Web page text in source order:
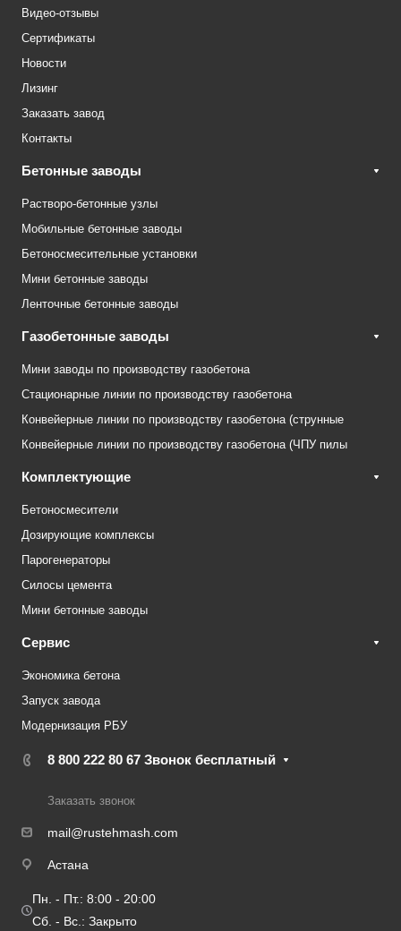
Видео-отзывы
Сертификаты
Новости
Лизинг
Заказать завод
Контакты
Бетонные заводы
Растворо-бетонные узлы
Мобильные бетонные заводы
Бетоносмесительные установки
Мини бетонные заводы
Ленточные бетонные заводы
Газобетонные заводы
Мини заводы по производству газобетона
Стационарные линии по производству газобетона
Конвейерные линии по производству газобетона (струнные
Конвейерные линии по производству газобетона (ЧПУ пилы
Комплектующие
Бетоносмесители
Дозирующие комплексы
Парогенераторы
Силосы цемента
Мини бетонные заводы
Сервис
Экономика бетона
Запуск завода
Модернизация РБУ
8 800 222 80 67 Звонок бесплатный
Заказать звонок
mail@rustehmash.com
Астана
Пн. - Пт.: 8:00 - 20:00
Сб. - Вс.: Закрыто